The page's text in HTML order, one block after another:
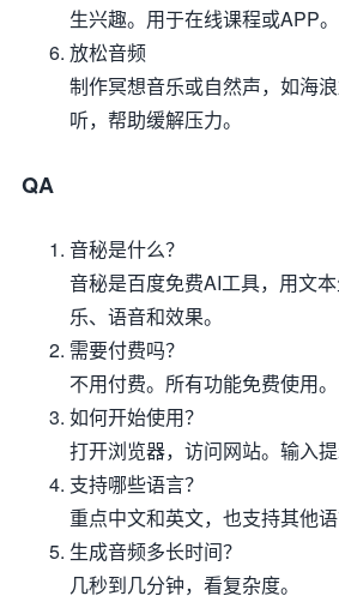
生兴趣。用于在线课程或APP。
放松音频
制作冥想音乐或自然声，如海
听，帮助缓解压力。
QA
音秘是什么？
音秘是百度免费AI工具，用文
乐、语音和效果。
需要付费吗？
不用付费。所有功能免费使用。
如何开始使用？
打开浏览器，访问网站。输入提
支持哪些语言？
重点中文和英文，也支持其他语
生成音频多长时间？
几秒到几分钟，看复杂度。